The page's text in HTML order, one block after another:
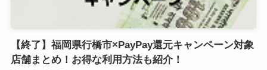
【終了】福岡県行橋市×PayPay還元キャンペーン対象
店舗まとめ！お得な利用方法も紹介！